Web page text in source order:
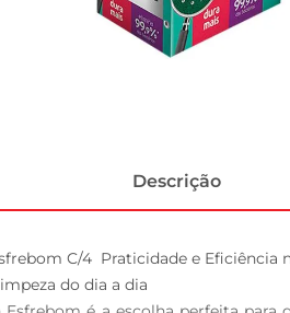
Descrição
C/4  Praticidade e Eficiência
do dia a dia